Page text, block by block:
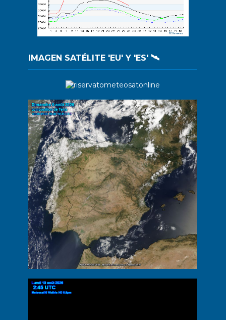
IMAGEN SATÉLITE 'EU' Y 'ES' 🛰️